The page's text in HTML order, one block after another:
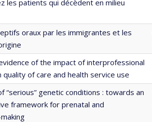
les patients qui décèdent en milieu
oraux par les immigrantes et les
of the impact of interprofessional
of care and health service use
“serious” genetic conditions : towards an
framework for prenatal and